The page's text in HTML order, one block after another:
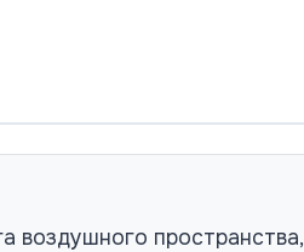
воздушного пространства,